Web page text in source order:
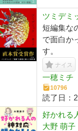
ツミデミ
短編集な
で面白か
す。
ナイス
一穂ミチ
10796
読了日：
好かれる
大野 萌子